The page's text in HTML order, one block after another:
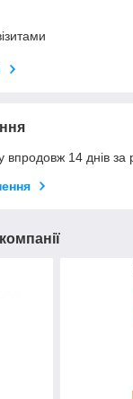
впродовж 14 днів за